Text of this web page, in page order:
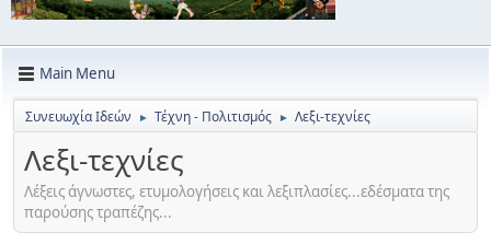
Main Menu
Συνευωχία Ιδεών ► Τέχνη - Πολιτισμός ► Λεξι-τεχνίες
Λεξι-τεχνίες
Λέξεις άγνωστες, ετυμολογήσεις και λεξιπλασίες...εδέσματα της
παρούσης τραπέζης...